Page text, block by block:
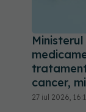
cancer,
27 iul 2026,